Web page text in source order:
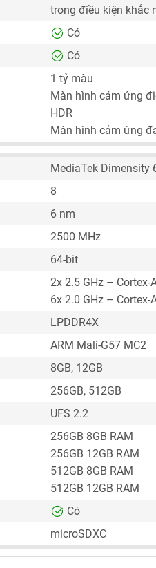
trong điều kiện khắc
Có
Có
1 tỷ màu
Màn hình cảm ứng
HDR
Màn hình cảm ứng
MediaTek Dimensity
8
6 nm
2500 MHz
64-bit
2x 2.5 GHz – Cortex-
6x 2.0 GHz – Cortex-
LPDDR4X
ARM Mali-G57 MC2
8GB, 12GB
256GB, 512GB
UFS 2.2
256GB 8GB RAM
256GB 12GB RAM
512GB 8GB RAM
512GB 12GB RAM
Có
microSDXC